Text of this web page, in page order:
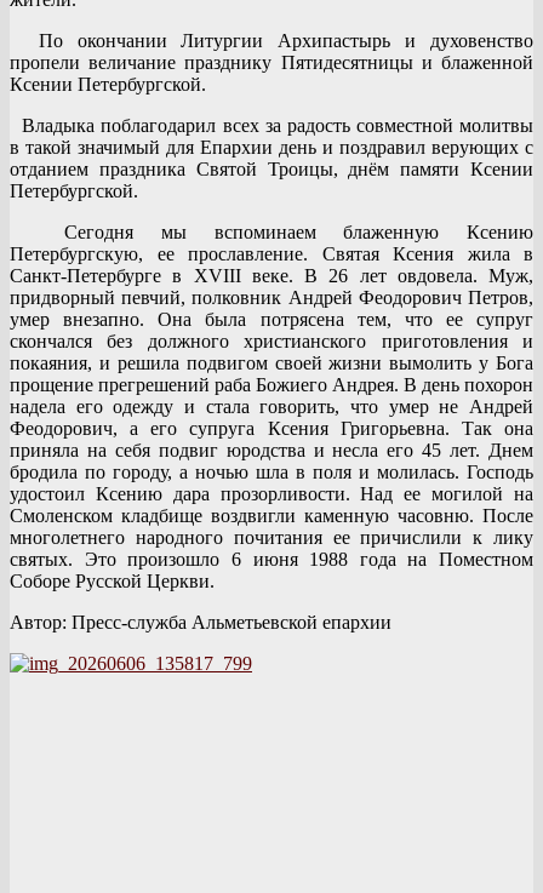
По окончании Литургии Архипастырь и духовенство
пропели величание празднику Пятидесятницы и блаженной
Ксении Петербургской.
Владыка поблагодарил всех за радость совместной молитвы
в такой значимый для Епархии день и поздравил верующих с
отданием праздника Святой Троицы, днём памяти Ксении
Петербургской.
Сегодня мы вспоминаем блаженную Ксению
Петербургскую, ее прославление. Святая Ксения жила в
Санкт-Петербурге в XVIII веке. В 26 лет овдовела. Муж,
придворный певчий, полковник Андрей Феодорович Петров,
умер внезапно. Она была потрясена тем, что ее супруг
скончался без должного христианского приготовления и
покаяния, и решила подвигом своей жизни вымолить у Бога
прощение прегрешений раба Божиего Андрея. В день похорон
надела его одежду и стала говорить, что умер не Андрей
Феодорович, а его супруга Ксения Григорьевна. Так она
приняла на себя подвиг юродства и несла его 45 лет. Днем
бродила по городу, а ночью шла в поля и молилась. Господь
удостоил Ксению дара прозорливости. Над ее могилой на
Смоленском кладбище воздвигли каменную часовню. После
многолетнего народного почитания ее причислили к лику
святых. Это произошло 6 июня 1988 года на Поместном
Соборе Русской Церкви.
Автор: Пресс-служба Альметьевской епархии